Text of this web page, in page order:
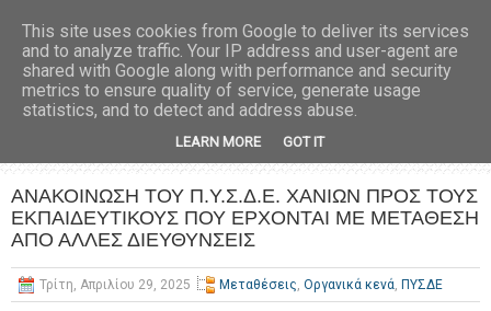
ΑΝΑΚΟΙΝΩΣΗ ΤΟΥ Π.Υ.Σ.Δ.Ε. ΧΑΝΙΩΝ ΠΡΟΣ ΤΟΥΣ
ΕΚΠΑΙΔΕΥΤΙΚΟΥΣ ΠΟΥ ΕΡΧΟΝΤΑΙ ΜΕ ΜΕΤΑΘΕΣΗ
ΑΠΟ ΑΛΛΕΣ ΔΙΕΥΘΥΝΣΕΙΣ
Τρίτη, Απριλίου 29, 2025 Μεταθέσεις, Οργανικά κενά, ΠΥΣΔΕ
This site uses cookies from Google to deliver its services
and to analyze traffic. Your IP address and user-agent are
shared with Google along with performance and security
metrics to ensure quality of service, generate usage
statistics, and to detect and address abuse.
LEARN MORE GOT IT